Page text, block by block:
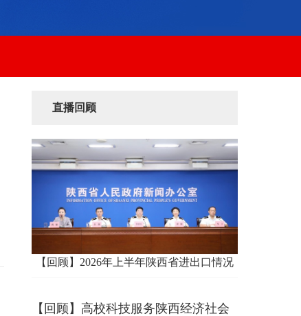
直播回顾
【回顾】2026年上半年陕西省进出口情况
【回顾】高校科技服务陕西经济社会